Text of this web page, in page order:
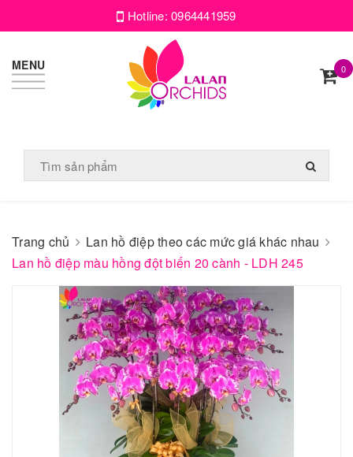
Hotline:0964441959
MENU 0
Trang chủ
Lan hồ điệp theo các mức giá khác nhau
Lan hồ điệp màu hồng đột biến 20 cành - LDH 245